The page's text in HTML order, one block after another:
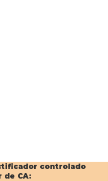
controlado
de CA: